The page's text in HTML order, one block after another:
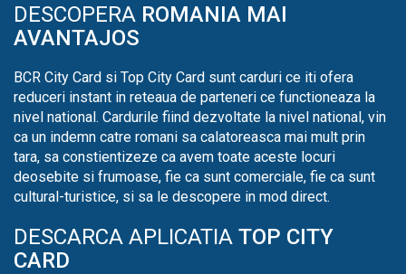
DESCOPERA ROMANIA MAI
AVANTAJOS
BCR City Card si Top City Card sunt carduri ce iti ofera
reduceri instant in reteaua de parteneri ce functioneaza la
nivel national. Cardurile fiind dezvoltate la nivel national, vin
ca un indemn catre romani sa calatoreasca mai mult prin
tara, sa constientizeze ca avem toate aceste locuri
deosebite si frumoase, fie ca sunt comerciale, fie ca sunt
cultural-turistice, si sa le descopere in mod direct.
DESCARCA APLICATIA TOP CITY
CARD